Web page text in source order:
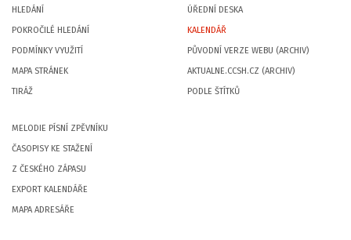
HLEDÁNÍ
POKROČILÉ HLEDÁNÍ
PODMÍNKY VYUŽITÍ
MAPA STRÁNEK
TIRÁŽ
ÚŘEDNÍ DESKA
KALENDÁŘ
PŮVODNÍ VERZE WEBU (ARCHIV)
AKTUALNE.CCSH.CZ (ARCHIV)
PODLE ŠTÍTKŮ
MELODIE PÍSNÍ ZPĚVNÍKU
ČASOPISY KE STAŽENÍ
Z ČESKÉHO ZÁPASU
EXPORT KALENDÁŘE
MAPA ADRESÁŘE